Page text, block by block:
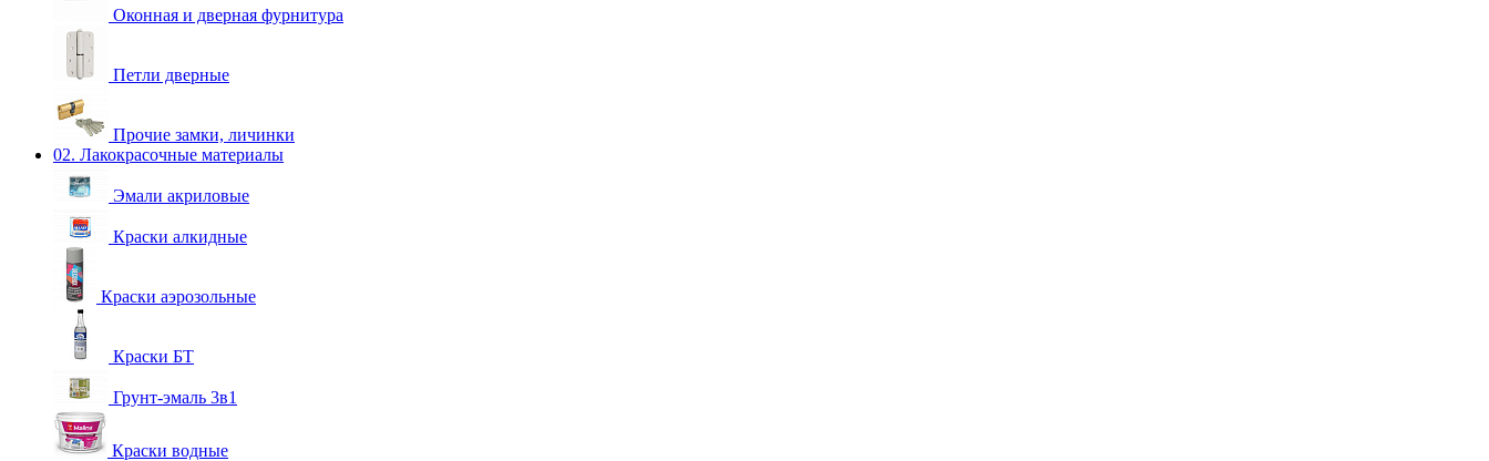
Оконная и дверная фурнитура
Петли дверные
Прочие замки, личинки
02. Лакокрасочные материалы
Эмали акриловые
Краски алкидные
Краски аэрозольные
Краски БТ
Грунт-эмаль 3в1
Краски водные